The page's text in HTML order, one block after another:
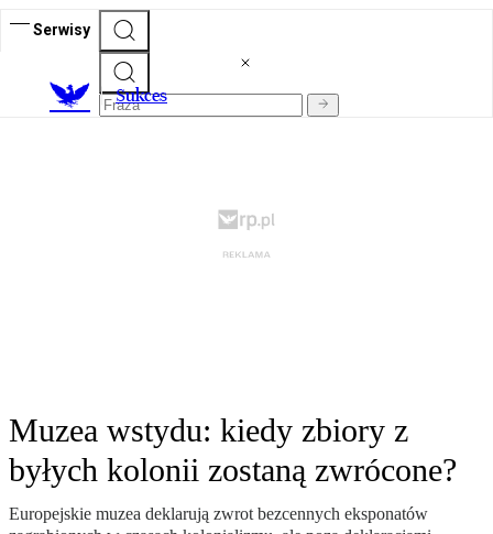
Serwisy
Sukces
Muzea wstydu: kiedy zbiory z
byłych kolonii zostaną zwrócone?
Europejskie muzea deklarują zwrot bezcennych eksponatów